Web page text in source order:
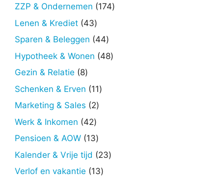
ZZP & Ondernemen 174174
Lenen & Krediet 4343
producten
Sparen & Beleggen 4444
producten
Hypotheek & Wonen 4848
Gezin & Relatie 88
producten
Schenken & Erven 1111
Marketing & Sales 22
Werk & Inkomen 4242
producten
Pensioen & AOW 1313
producten
Kalender & Vrije tijd 2323
Verlof en vakantie 1313